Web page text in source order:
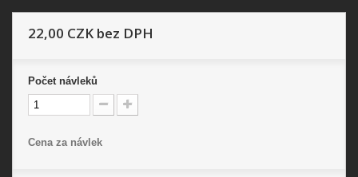
22,00 CZK bez DPH
Počet návleků
Cena za návlek